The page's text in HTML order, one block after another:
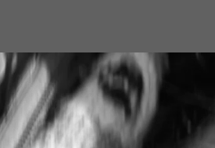
feedly Pin it